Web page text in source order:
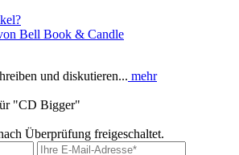
Bell Book & Candle
und diskutieren... mehr
"CD Bigger"
Überprüfung freigeschaltet.